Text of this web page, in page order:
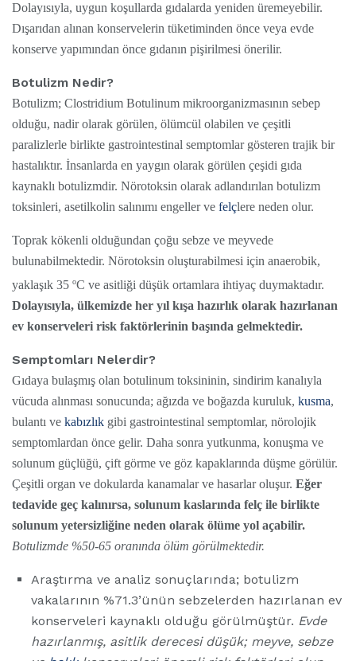
Dolayısıyla, uygun koşullarda gıdalarda yeniden üremeyebilir.
Dışarıdan alınan konservelerin tüketiminden önce veya evde
konserve yapımından önce gıdanın pişirilmesi önerilir.
Botulizm Nedir?
Botulizm; Clostridium Botulinum mikroorganizmasının sebep
olduğu, nadir olarak görülen, ölümcül olabilen ve çeşitli
paralizlerle birlikte gastrointestinal semptomlar gösteren trajik bir
hastalıktır. İnsanlarda en yaygın olarak görülen çeşidi gıda
kaynaklı botulizmdir. Nörotoksin olarak adlandırılan botulizm
toksinleri, asetilkolin salınımı engeller ve felçlere neden olur.
Toprak kökenli olduğundan çoğu sebze ve meyvede
bulunabilmektedir. Nörotoksin oluşturabilmesi için anaerobik,
yaklaşık 35 oC ve asitliği düşük ortamlara ihtiyaç duymaktadır.
Dolayısıyla, ülkemizde her yıl kışa hazırlık olarak hazırlanan
ev konserveleri risk faktörlerinin başında gelmektedir.
Semptomları Nelerdir?
Gıdaya bulaşmış olan botulinum toksininin, sindirim kanalıyla
vücuda alınması sonucunda; ağızda ve boğazda kuruluk, kusma,
bulantı ve kabızlık gibi gastrointestinal semptomlar, nörolojik
semptomlardan önce gelir. Daha sonra yutkunma, konuşma ve
solunum güçlüğü, çift görme ve göz kapaklarında düşme görülür.
Çeşitli organ ve dokularda kanamalar ve hasarlar oluşur. Eğer
tedavide geç kalınırsa, solunum kaslarında felç ile birlikte
solunum yetersizliğine neden olarak ölüme yol açabilir.
Botulizmde %50-65 oranında ölüm görülmektedir.
Araştırma ve analiz sonuçlarında; botulizm
vakalarının %71.3’ünün sebzelerden hazırlanan ev
konserveleri kaynaklı olduğu görülmüştür. Evde
hazırlanmış, asitlik derecesi düşük; meyve, sebze